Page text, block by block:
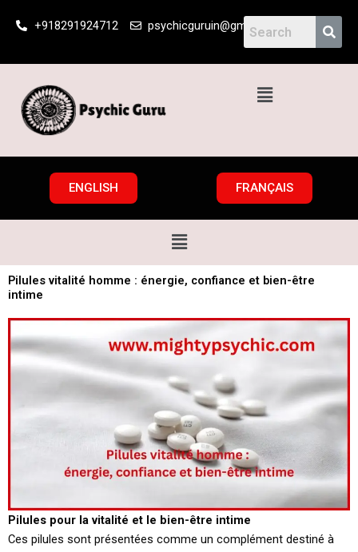
+918291924712 psychicguruin@gmail.com
Menu
ENGLISH FRANÇAIS
Menu
Pilules vitalité homme : énergie, confiance et bien-être
intime
Pilules pour la vitalité et le bien-être intime
Ces pilules sont présentées comme un complément destiné à